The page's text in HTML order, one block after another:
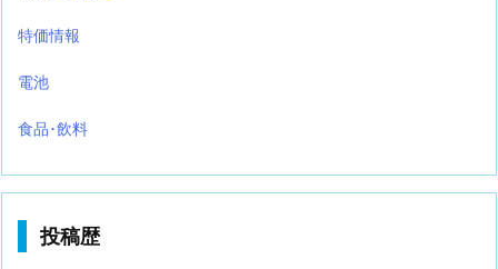
特価情報
電池
食品･飲料
投稿歴